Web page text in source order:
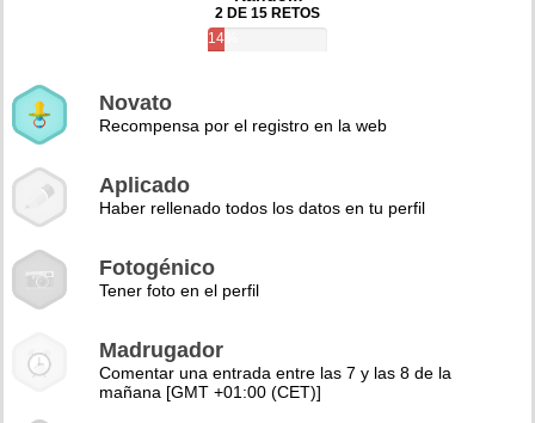
2 DE 15 RETOS
14%
Novato
Recompensa por el registro en la web
Aplicado
Haber rellenado todos los datos en tu perfil
Fotogénico
Tener foto en el perfil
Madrugador
Comentar una entrada entre las 7 y las 8 de la
mañana [GMT +01:00 (CET)]